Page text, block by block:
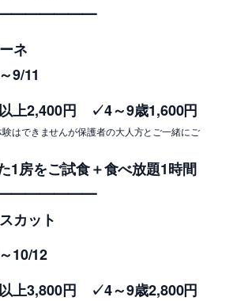
ネ
9/11
上2,400円 ✓4～9歳1,600円
はできませんが保護者の大人方とご一緒にご
1房をご試食＋食べ放題1時間
カット
10/12
上3,800円 ✓4～9歳2,800円